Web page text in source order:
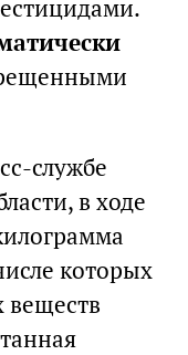
службе
в ходе
которых